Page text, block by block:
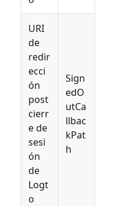
URI
de
redir
ecci
ón
post
cierr
e de
sesi
ón
de
Logt
o
Sign
edO
utCa
llbac
kPat
h